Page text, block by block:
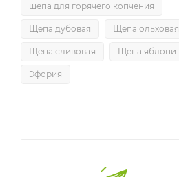
щепа для горячего копчения
Щепа дубовая Щепа ольховая
Щепа сливовая Щепа яблони
Эфория